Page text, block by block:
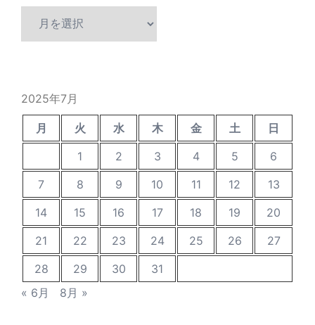
2025年7月
月 火 水 木 金 土
日
1
2 3 4 5
6
7
8 9 10 11 12
13
14
15 16 17 18 19
20
21
22 23 24 25 26
27
28
29 30
31
« 6月
8月 »